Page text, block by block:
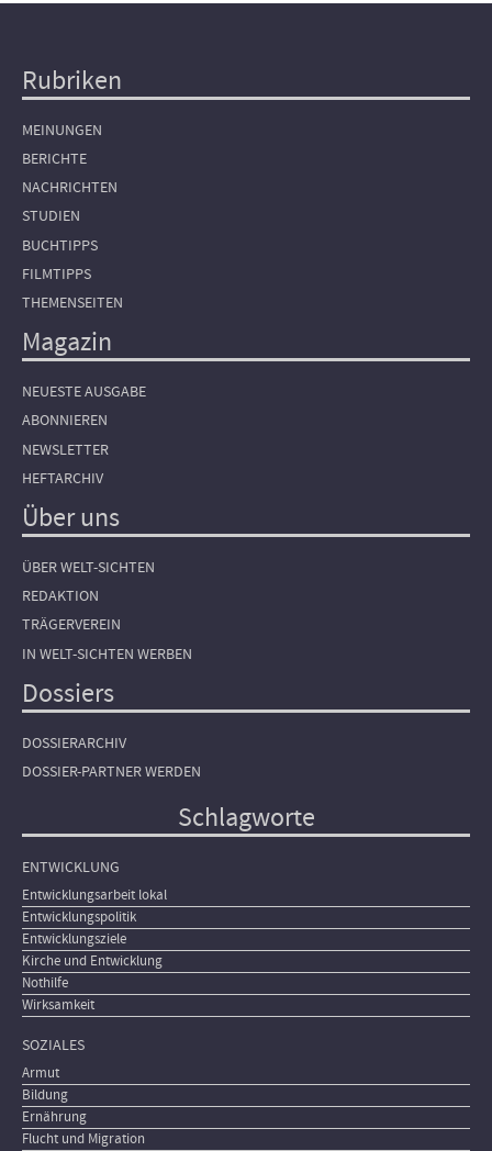
Hauptnavigation
Rubriken
MEINUNGEN
BERICHTE
NACHRICHTEN
STUDIEN
BUCHTIPPS
FILMTIPPS
THEMENSEITEN
Magazin
NEUESTE AUSGABE
ABONNIEREN
NEWSLETTER
HEFTARCHIV
Über uns
ÜBER WELT-SICHTEN
REDAKTION
TRÄGERVEREIN
IN WELT-SICHTEN WERBEN
Dossiers
DOSSIERARCHIV
DOSSIER-PARTNER WERDEN
Schlagworte
ENTWICKLUNG
Entwicklungsarbeit lokal
Entwicklungspolitik
Entwicklungsziele
Kirche und Entwicklung
Nothilfe
Wirksamkeit
SOZIALES
Armut
Bildung
Ernährung
Flucht und Migration